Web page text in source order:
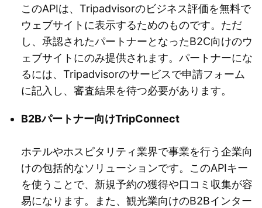
このAPIは、Tripadvisorのビジネス評価を無料で
ウェブサイトに表示するためのものです。ただ
し、承認されたパートナーとなったB2C向けのウ
ェブサイトにのみ提供されます。パートナーにな
るには、Tripadvisorのサービスで申請フォーム
に記入し、審査結果を待つ必要があります。
B2Bパートナー向けTripConnect
ホテルやホスピタリティ業界で事業を行う企業向
けの包括的なソリューションです。このAPIキー
を使うことで、新規予約の獲得や口コミ収集が容
易になります。また、観光業向けのB2Bインター